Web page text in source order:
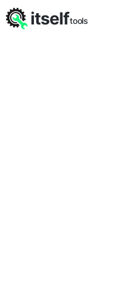
itselftools